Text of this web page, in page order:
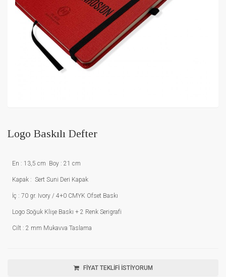
Logo Baskılı Defter
En : 13,5 cm Boy : 21 cm
Kapak : Sert Suni Deri Kapak
İç : 70 gr. Ivory / 4+0 CMYK Ofset Baskı
Logo Soğuk Klişe Baskı + 2 Renk Serigrafi
Cilt : 2 mm Mukavva Taslama
FİYAT TEKLİFİ İSTİYORUM